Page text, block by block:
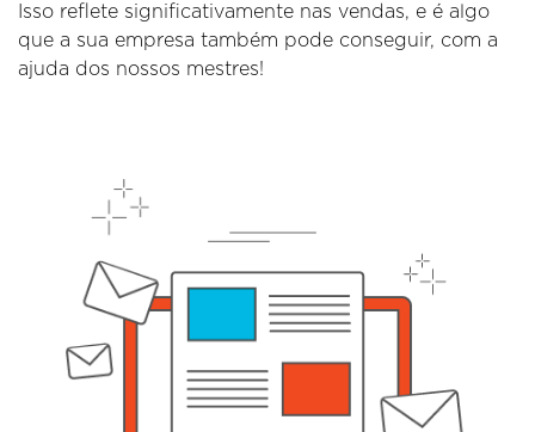
Isso reflete significativamente nas vendas, e é algo
que a sua empresa também pode conseguir, com a
ajuda dos nossos mestres!